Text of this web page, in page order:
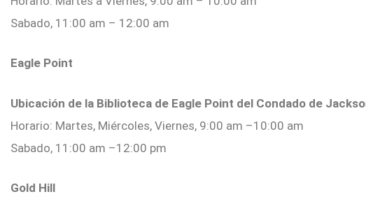
Sabado, 11:00 am – 12:00 am
Eagle Point
Ubicación de la Biblioteca de Eagle Point del Condado de
Horario: Martes, Miércoles, Viernes, 9:00 am –10:00 am
Sabado, 11:00 am –12:00 pm
Gold Hill